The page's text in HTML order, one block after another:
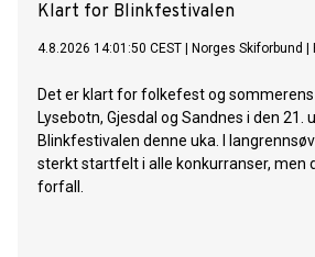
Klart for Blinkfestivalen
4.8.2026 14:01:50 CEST Norges Skiforbund
Det er klart for folkefest og
Lysebotn, Gjesdal og Sandnes i den 21.
Blinkfestivalen denne uka. I
sterkt startfelt i alle konkurranser, men
forfall.